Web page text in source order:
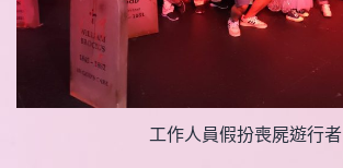
工作人員假扮喪屍遊行者